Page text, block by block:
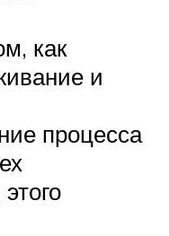
как
и
процесса